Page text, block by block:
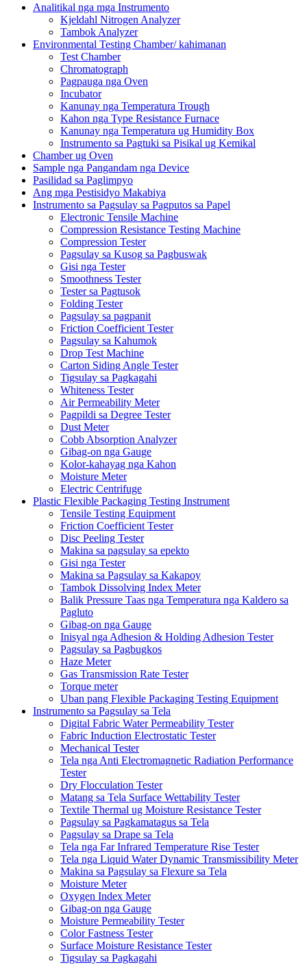
Analitikal nga mga Instrumento
Kjeldahl Nitrogen Analyzer
Tambok Analyzer
Environmental Testing Chamber/ kahimanan
Test Chamber
Chromatograph
Pagpauga nga Oven
Incubator
Kanunay nga Temperatura Trough
Kahon nga Type Resistance Furnace
Kanunay nga Temperatura ug Humidity Box
Instrumento sa Pagtuki sa Pisikal ug Kemikal
Chamber ug Oven
Sample nga Pangandam nga Device
Pasilidad sa Paglimpyo
Ang mga Pestisidyo Makabiya
Instrumento sa Pagsulay sa Pagputos sa Papel
Electronic Tensile Machine
Compression Resistance Testing Machine
Compression Tester
Pagsulay sa Kusog sa Pagbuswak
Gisi nga Tester
Smoothness Tester
Tester sa Pagtusok
Folding Tester
Pagsulay sa pagpanit
Friction Coefficient Tester
Pagsulay sa Kahumok
Drop Test Machine
Carton Siding Angle Tester
Tigsulay sa Pagkagahi
Whiteness Tester
Air Permeability Meter
Pagpildi sa Degree Tester
Dust Meter
Cobb Absorption Analyzer
Gibag-on nga Gauge
Kolor-kahayag nga Kahon
Moisture Meter
Electric Centrifuge
Plastic Flexible Packaging Testing Instrument
Tensile Testing Equipment
Friction Coefficient Tester
Disc Peeling Tester
Makina sa pagsulay sa epekto
Gisi nga Tester
Makina sa Pagsulay sa Kakapoy
Tambok Dissolving Index Meter
Balik Pressure Taas nga Temperatura nga Kaldero sa
Pagluto
Gibag-on nga Gauge
Inisyal nga Adhesion & Holding Adhesion Tester
Pagsulay sa Pagbugkos
Haze Meter
Gas Transmission Rate Tester
Torque meter
Uban pang Flexible Packaging Testing Equipment
Instrumento sa Pagsulay sa Tela
Digital Fabric Water Permeability Tester
Fabric Induction Electrostatic Tester
Mechanical Tester
Tela nga Anti Electromagnetic Radiation Performance
Tester
Dry Flocculation Tester
Matang sa Tela Surface Wettability Tester
Textile Thermal ug Moisture Resistance Tester
Pagsulay sa Pagkamatagus sa Tela
Pagsulay sa Drape sa Tela
Tela nga Far Infrared Temperature Rise Tester
Tela nga Liquid Water Dynamic Transmissibility Meter
Makina sa Pagsulay sa Flexure sa Tela
Moisture Meter
Oxygen Index Meter
Gibag-on nga Gauge
Moisture Permeability Tester
Color Fastness Tester
Surface Moisture Resistance Tester
Tigsulay sa Pagkagahi